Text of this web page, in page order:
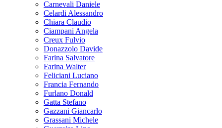
Carnevali Daniele
Celardi Alessandro
Chiara Claudio
Ciampani Angela
Creux Fulvio
Donazzolo Davide
Farina Salvatore
Farina Walter
Feliciani Luciano
Francia Fernando
Furlano Donald
Gatta Stefano
Gazzani Giancarlo
Grassani Michele